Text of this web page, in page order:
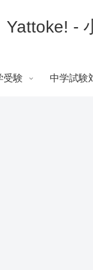
Yattoke! -
受験 中学試験